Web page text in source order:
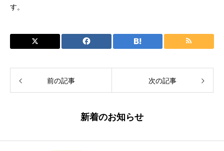
す。
前の記事 次の記事
新着のお知らせ